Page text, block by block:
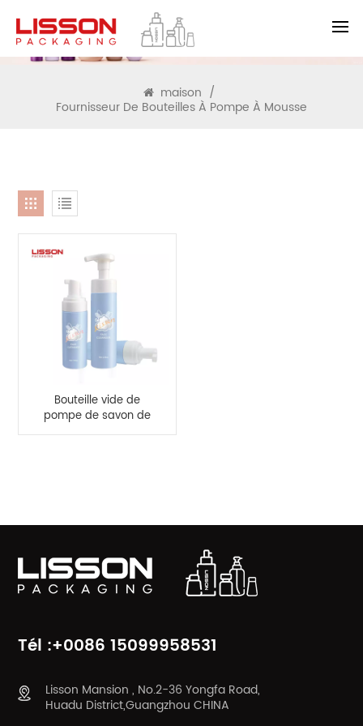
RECHERCHE
maison /
Fournisseur De Bouteilles À Pompe À Mousse
Bouteille vide de
pompe de savon de
mousse 150ml libre
Tél :+0086 15099958531
Lisson Mansion , No.2-36 Yongfa Road,
Huadu District,Guangzhou CHINA